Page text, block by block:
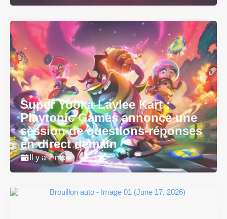
Super Yooka-Laylee Kart :
Playtonic Games annonce une
session de questions-réponses
en direct demain
Il y a 2 mois